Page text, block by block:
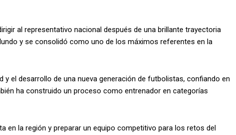
al representativo nacional después de una brillante trayectoria
y se consolidó como uno de los máximos referentes en la
el desarrollo de una nueva generación de futbolistas, confiando en
ha construido un proceso como entrenador en categorías
en la región y preparar un equipo competitivo para los retos del